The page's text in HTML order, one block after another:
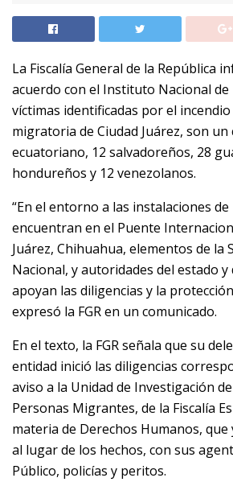
La Fiscalía General de la República
acuerdo con el Instituto Nacional
víctimas identificadas por el
migratoria de Ciudad Juárez, son
ecuatoriano, 12 salvadoreños, 28
hondureños y 12 venezolanos.
“En el entorno a las instalaciones
encuentran en el Puente
Juárez, Chihuahua, elementos de la
Nacional, y autoridades del estado y
apoyan las diligencias y la
expresó la FGR en un comunicado.
En el texto, la FGR señala que su
entidad inició las diligencias
aviso a la Unidad de Investigación
Personas Migrantes, de la Fiscalía
materia de Derechos Humanos,
al lugar de los hechos, con sus
Público, policías y peritos.